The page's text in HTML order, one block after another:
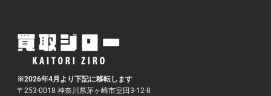
※2026年4月より下記に移転します
〒253-0018 神奈川県茅ヶ崎市室田3-12-8